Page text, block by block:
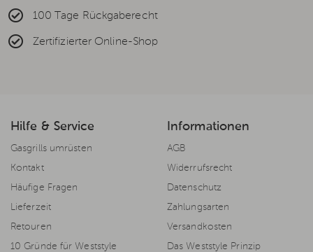
100 Tage Rückgaberecht
Zertifizierter Online-Shop
Hilfe & Service
Gasgrills umrüsten
Kontakt
Häufige Fragen
Lieferzeit
Retouren
10 Gründe für Weststyle
Informationen
AGB
Widerrufsrecht
Datenschutz
Zahlungsarten
Versandkosten
Das Weststyle Prinzip